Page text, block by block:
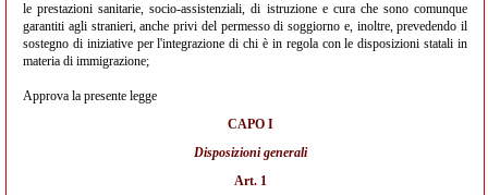
le prestazioni sanitarie, socio-assistenziali, di istruzione e cura che sono comunque
garantiti agli stranieri, anche privi del permesso di soggiorno e, inoltre, prevedendo il
sostegno di iniziative per l'integrazione di chi è in regola con le disposizioni statali in
materia di immigrazione;
Approva la presente legge
CAPO I
Disposizioni generali
Art. 1